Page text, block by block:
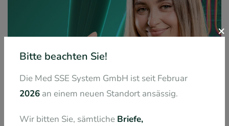
×
Bitte beachten Sie!
Die Med SSE System GmbH ist seit Februar
2026 an einem neuen Standort ansässig.
Wir bitten Sie, sämtliche Briefe,